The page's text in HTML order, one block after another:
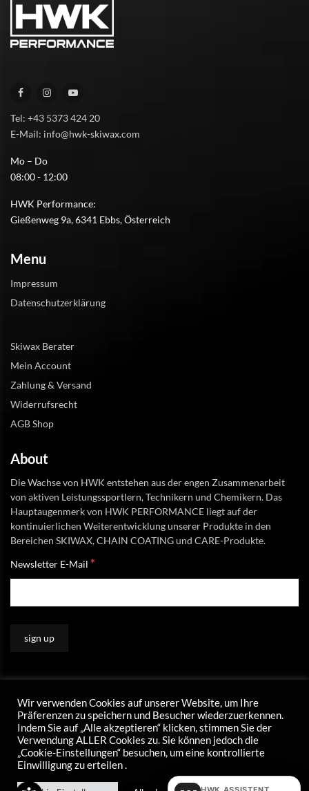
Tel: +43 5373 424 20
E-Mail: info@hwk-skiwax.com
Mo – Do
08:00 - 12:00
HWK Performance:
Gießenweg 9a, 6341 Ebbs, Österreich
Menu
Impressum
Datenschutzerklärung
Skiwax Berater
Mein Account
Zahlung & Versand
Widerrufsrecht
AGB Shop
About
Die Wachse von HWK entstehen aus der engen Zusammenarbeit
von aktiven Leistungssportlern, Technikern und Chemikern. Das
Hauptaugenmerk von HWK PERFORMANCE liegt auf der
kontinuierlichen Weiterentwicklung unserer Produkte in den
Bereichen SKIWAX, CHAIN COATING und CARE-Produkte.
Newsletter E-Mail *
Wir verwenden Cookies auf unserer Website, um Ihre
Präferenzen zu speichern und Besucher wiederzuerkennen.
Indem Sie auf „Alle akzeptieren“ klicken, stimmen Sie der
Verwendung ALLER Cookies zu. Sie können jedoch die
„Cookie-Einstellungen“ besuchen, um eine kontrollierte
Einwilligung zu erteilen .